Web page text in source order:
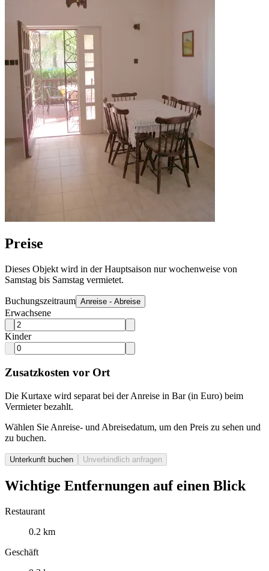
Preise
Dieses Objekt wird in der Hauptsaison nur wochenweise von
Samstag bis Samstag vermietet.
Buchungszeitraum Anreise - Abreise
Erwachsene
Kinder
Zusatzkosten vor Ort
Die Kurtaxe wird separat bei der Anreise in Bar (in Euro) beim
Vermieter bezahlt.
Wählen Sie Anreise- und Abreisedatum, um den Preis zu sehen und
zu buchen.
Unterkunft buchen Unverbindlich anfragen
Wichtige Entfernungen auf einen Blick
Restaurant
0.2 km
Geschäft